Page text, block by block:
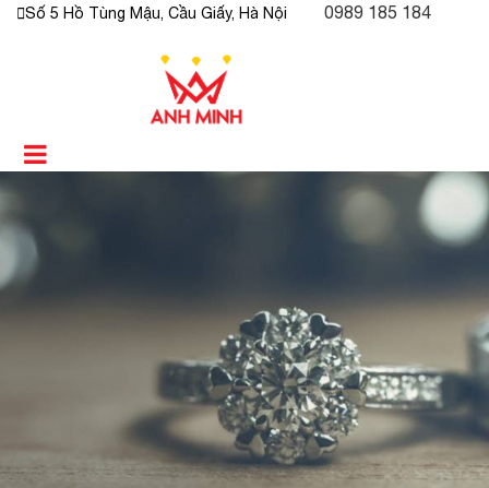
Số 5 Hồ Tùng Mậu, Cầu Giấy, Hà Nội 0989 185 184